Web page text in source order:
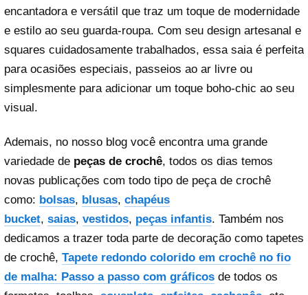
encantadora e versátil que traz um toque de modernidade
e estilo ao seu guarda-roupa. Com seu design artesanal e
squares cuidadosamente trabalhados, essa saia é perfeita
para ocasiões especiais, passeios ao ar livre ou
simplesmente para adicionar um toque boho-chic ao seu
visual.
Ademais, no nosso blog você encontra uma grande
variedade de peças de crochê, todos os dias temos
novas publicações com todo tipo de peça de crochê
como: bolsas, blusas, chapéus
bucket, saias, vestidos, peças infantis. Também nos
dedicamos a trazer toda parte de decoração como tapetes
de crochê, Tapete redondo colorido em crochê no fio
de malha: Passo a passo com gráficos de todos os